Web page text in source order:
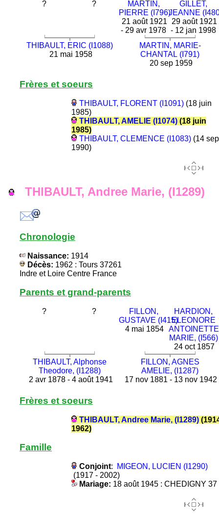
? ?
MARTIN,
PIERRE (I796)
21 août 1921
- 29 avr 1978
GILLET,
JEANNE
29 août 1921
- 12 jan 1998
THIBAULT, ERIC (I1088)
21 mai 1958
MARTIN, MARIE-
CHANTAL (I791)
20 sep 1959
Frères et soeurs
THIBAULT, FLORENT (I1091)(18 juin
1985)
THIBAULT, AMELIE (I1074)(18 juin
1985)
THIBAULT, CLEMENCE (I1083)(14 sep
1990)
THIBAULT, Andree Marie, (I1289)
Chronologie
Naissance: 1914
Décès: 1962 : Tours 37261
Indre et Loire Centre France
Parents et grand-parents
? ?
FILLON,
GUSTAVE (I415)
4 mai 1854
HARDION,
ELEONORE
ANTOINETTE
MARIE, (I566)
24 oct 1857
THIBAULT, Alphonse
Theodore, (I1288)
2 avr 1878 - 4 août 1941
FILLON, AGNES
AMELIE, (I1287)
17 nov 1881 - 13 nov 1942
Frères et soeurs
THIBAULT, Andree Marie, (I1289)
1962)
Famille
Conjoint:
MIGEON, LUCIEN (I1290)
(1917 - 2002)
Mariage: 18 août 1945 : CHEDIGNY 37